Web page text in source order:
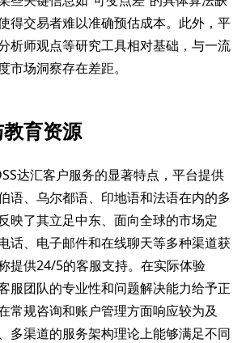
得交易者难以准确预估成本。此外，平
析师观点等研究工具相对基础，与一流
市场洞察存在差距。
育资源
达汇客户服务的显著特点，平台提供
语、乌尔都语、印地语和法语在内的多
映了其立足中东、面向全球的市场定
话、电子邮件和在线聊天等多种渠道获
提供24/5的客服支持。在实际体验
服团队的专业性和问题解决能力给予正
常规咨询和账户管理方面响应较为及
多渠道的服务架构理论上能够满足不同